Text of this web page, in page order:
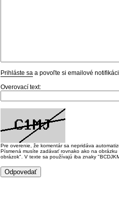
Prihláste sa a povoľte si emailové
Overovací text:
Pre overenie, že komentár sa nepridáva
Písmená musíte zadávať rovnako ako na
obrázok". V texte sa používajú iba znaky